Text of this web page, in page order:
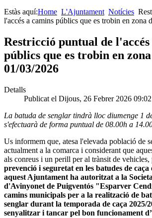
Estàs aquí:Home L'Ajuntament Notícies
l'accés a camins públics que es trobin en zona
Restricció puntual de l'accés
públics que es trobin en
01/03/2026
Detalls
Publicat el Dijous, 26 Febrer 2026 09:02
La batuda de senglar tindrà lloc diumenge 1
s'efectuarà de forma puntual de 08.00h a
Us informem que, atesa l'elevada població de
actualment a la comarca i considerant que
als conreus i un perill per al trànsit de vehicles,
prevenció i seguretat en les batudes de
aquest Ajuntament ha autoritzat a la
d'Avinyonet de Puigventós "Esparver
camins municipals per a la realització de
senglar durant la temporada de caça 2025/
senyalitzar i tancar pel bon funcionament